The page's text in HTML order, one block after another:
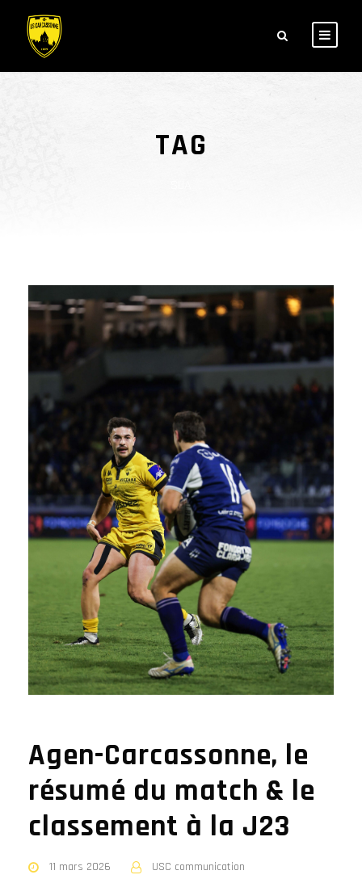
TAG
Agen-Carcassonne, le
résumé du match & le
classement à la J23
11 mars 2026
USC communication